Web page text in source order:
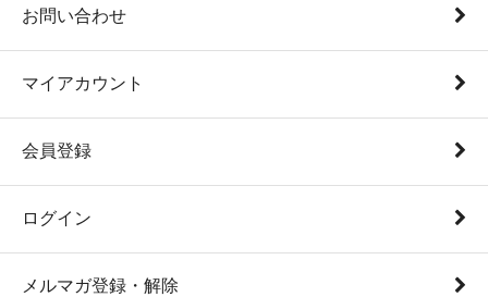
お問い合わせ
マイアカウント
会員登録
ログイン
メルマガ登録・解除